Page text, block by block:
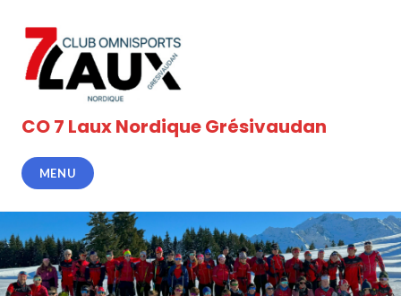
contenu
principal
CO 7 Laux Nordique Grésivaudan
MENU